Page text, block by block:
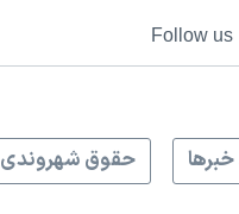
Follow us
حقوق شهروندی